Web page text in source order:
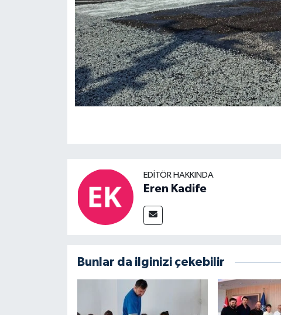
EDITÖR HAKKINDA
Eren Kadife
Bunlar da ilginizi çekebilir